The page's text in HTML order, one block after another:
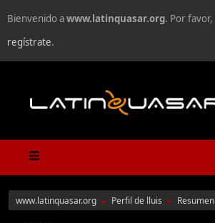
Bienvenido awww.latinquasar.org. Por favor,
regístrate.
www.latinquasar.org ► Perfil de lluis ► Resumen